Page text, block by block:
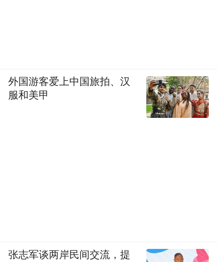
外国游客爱上中国旅拍、汉
服和美甲
张志军谈两岸民间交流，提